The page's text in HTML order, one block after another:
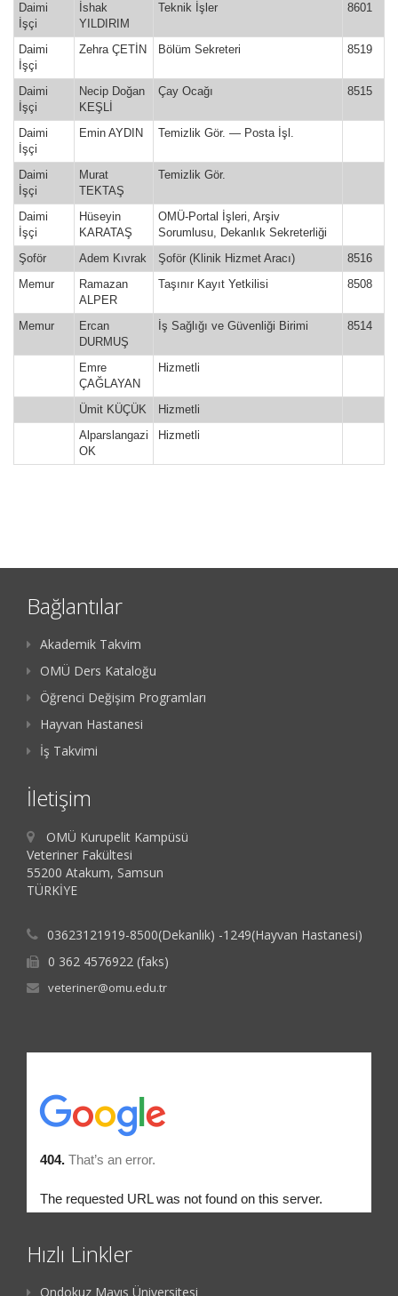
Daimi
İşçi
İshak
YILDIRIM
Teknik İşler 8601
Daimi
İşçi
Zehra ÇETİN Bölüm Sekreteri 8519
Daimi
İşçi
Necip Doğan
KEŞLİ
Çay Ocağı 8515
Daimi
İşçi
Emin AYDIN Temizlik Gör. — Posta İşl.
Daimi
İşçi
Murat
TEKTAŞ
Temizlik Gör.
Daimi
İşçi
Hüseyin
KARATAŞ
OMÜ-Portal İşleri, Arşiv
Sorumlusu, Dekanlık Sekreterliği
Şoför
Adem Kıvrak Şoför (Klinik Hizmet Aracı)
8516
Memur
Ramazan
ALPER
Taşınır Kayıt Yetkilisi 8508
Memur
Ercan
DURMUŞ
İş Sağlığı ve Güvenliği Birimi 8514
Emre
ÇAĞLAYAN
Hizmetli
Ümit KÜÇÜK
Hizmetli
Alparslangazi
OK
Hizmetli
Bağlantılar
Akademik Takvim
OMÜ Ders Kataloğu
Öğrenci Değişim Programları
Hayvan Hastanesi
İş Takvimi
İletişim
OMÜ Kurupelit Kampüsü
Veteriner Fakültesi
55200 Atakum, Samsun
TÜRKİYE
03623121919-8500(Dekanlık) -1249(Hayvan Hastanesi)
0 362 4576922 (faks)
veteriner@omu.edu.tr
Hızlı Linkler
Ondokuz Mayıs Üniversitesi